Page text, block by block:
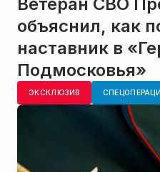
объяснил, как
наставник в
Подмосковья»
ЭКСКЛЮЗИВ